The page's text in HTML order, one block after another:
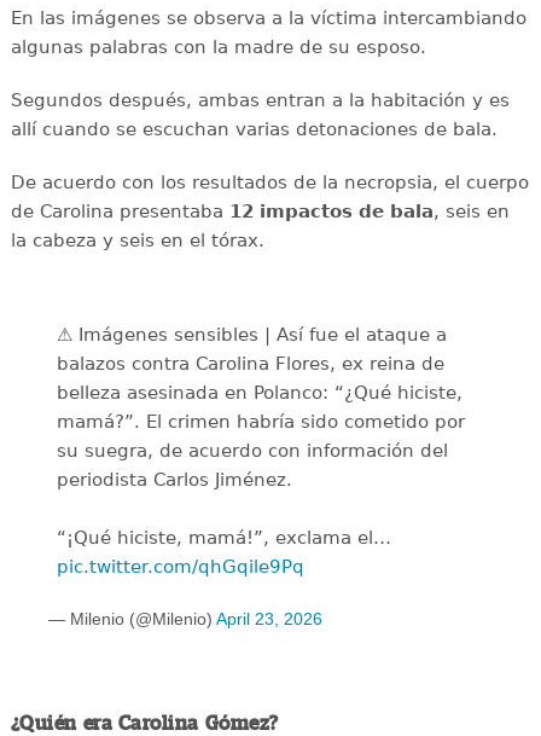
En las imágenes se observa a la víctima intercambiando
algunas palabras con la madre de su esposo.
Segundos después, ambas entran a la habitación y es
allí cuando se escuchan varias detonaciones de bala.
De acuerdo con los resultados de la necropsia, el cuerpo
de Carolina presentaba 12 impactos de bala, seis en
la cabeza y seis en el tórax.
⚠️ Imágenes sensibles | Así fue el ataque a
balazos contra Carolina Flores, ex reina de
belleza asesinada en Polanco: “¿Qué hiciste,
mamá?”. El crimen habría sido cometido por
su suegra, de acuerdo con información del
periodista Carlos Jiménez.
“¡Qué hiciste, mamá!”, exclama el…
pic.twitter.com/qhGqile9Pq
— Milenio (@Milenio) April 23, 2026
¿Quién era Carolina Gómez?